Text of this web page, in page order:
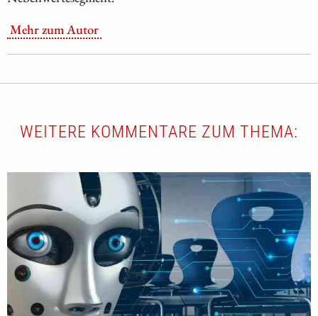
Mehr zum Autor
WEITERE KOMMENTARE ZUM THEMA: